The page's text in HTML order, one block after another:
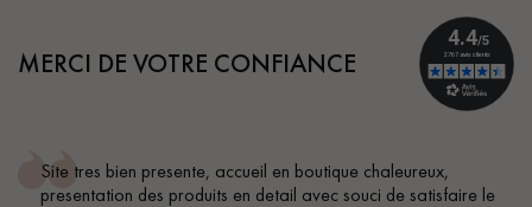
MERCI DE VOTRE CONFIANCE
tres bien presente, accueil en boutique chaleureux,
des produits en detail avec souci de satisfaire le